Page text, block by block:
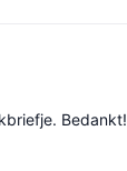
Bedankt!